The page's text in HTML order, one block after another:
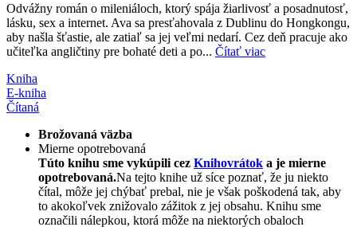
Odvážny román o mileniáloch, ktorý spája žiarlivosť a posadnutosť,
lásku, sex a internet. Ava sa presťahovala z Dublinu do Hongkongu,
aby našla šťastie, ale zatiaľ sa jej veľmi nedarí. Cez deň pracuje ako
učiteľka angličtiny pre bohaté deti a po... Čítať viac
Kniha
E-kniha
Čítaná
Brožovaná väzba
Mierne opotrebovaná
Túto knihu sme vykúpili cez Knihovrátok a je mierne
opotrebovaná.Na tejto knihe už síce poznať, že ju niekto
čítal, môže jej chýbať prebal, nie je však poškodená tak, aby
to akokoľvek znižovalo zážitok z jej obsahu. Knihu sme
označili nálepkou, ktorá môže na niektorých obaloch